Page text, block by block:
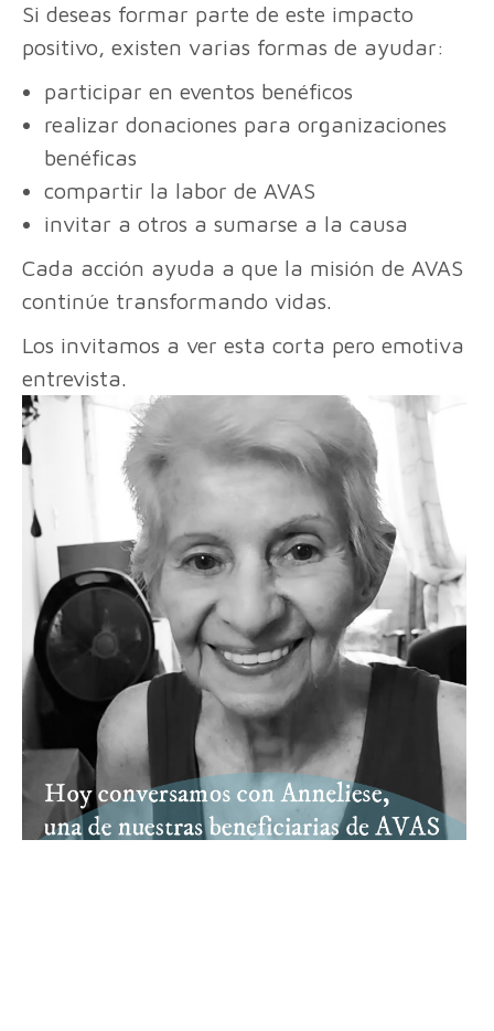
Si deseas formar parte de este impacto
positivo, existen varias formas de ayudar:
participar en eventos benéficos
realizar donaciones para organizaciones
benéficas
compartir la labor de AVAS
invitar a otros a sumarse a la causa
Cada acción ayuda a que la misión de AVAS
continúe transformando vidas.
Los invitamos a ver esta corta pero emotiva
entrevista.